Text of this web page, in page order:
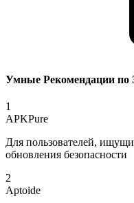
Умные Рекомендации по
1
APKPure
Для пользователей,
обновления безопасности
2
Aptoide